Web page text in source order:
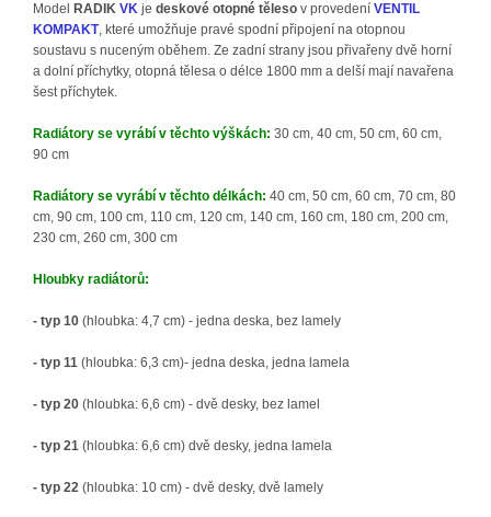
Model
RADIK VK je deskové otopné těleso v provedení VENTIL
KOMPAKT, které umožňuje pravé spodní připojení na otopnou
soustavu s nuceným oběhem. Ze zadní strany jsou přivařeny dvě horní
a dolní příchytky, otopná tělesa o délce 1800 mm a delší mají navařena
šest příchytek.
Radiátory se vyrábí v těchto výškách: 30 cm, 40 cm, 50 cm, 60 cm,
90 cm
Radiátory se vyrábí v těchto délkách: 40 cm, 50 cm, 60 cm, 70 cm, 80
cm, 90 cm, 100 cm, 110 cm, 120 cm, 140 cm, 160 cm, 180 cm, 200 cm,
230 cm, 260 cm, 300 cm
Hloubky radiátorů:
- typ 10 (hloubka: 4,7 cm) - jedna deska, bez lamely
- typ 11 (hloubka: 6,3 cm)- jedna deska, jedna lamela
- typ 20 (hloubka: 6,6 cm) - dvě desky, bez lamel
- typ 21 (hloubka: 6,6 cm) dvě desky, jedna lamela
- typ 22 (hloubka: 10 cm) - dvě desky, dvě lamely